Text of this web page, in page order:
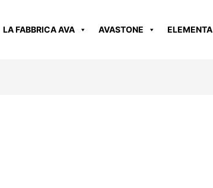
LA FABBRICA AVA AVASTONE ELEMENTA